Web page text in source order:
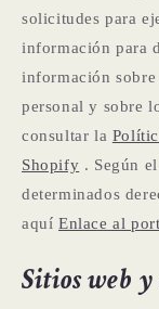
solicitudes para
información para
información
personal y sobre
consultar la
Shopify . Según
determinados
aquí Enlace al
Sitios web